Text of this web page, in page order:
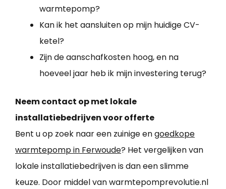
warmtepomp?
Kan ik het aansluiten op mijn huidige CV-
ketel?
Zijn de aanschafkosten hoog, en na
hoeveel jaar heb ik mijn investering terug?
Neem contact op met lokale
installatiebedrijven voor offerte
Bent u op zoek naar een zuinige engoedkope
warmtepomp in Ferwoude? Het vergelijken van
lokale installatiebedrijven is dan een slimme
keuze. Door middel van warmtepomprevolutie.nl